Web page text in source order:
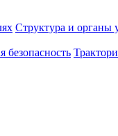
Структура и органы
безопасность